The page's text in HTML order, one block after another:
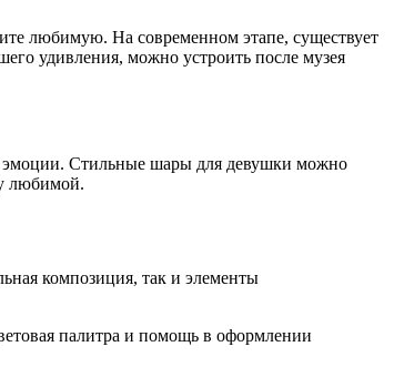
любимую. На современном этапе, существует
удивления, можно устроить после музея
эмоции. Стильные шары для девушки можно
любимой.
композиция, так и элементы
палитра и помощь в оформлении